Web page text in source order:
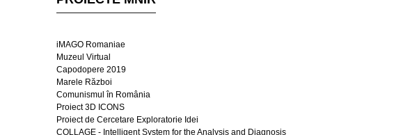
iMAGO Romaniae
Muzeul Virtual
Capodopere 2019
Marele Război
Comunismul în România
Proiect 3D ICONS
Proiect de Cercetare Exploratorie Idei
COLLAGE - Intelligent System for the Analysis and Diagnosis